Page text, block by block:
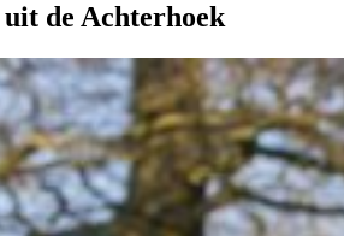
de Achterhoek